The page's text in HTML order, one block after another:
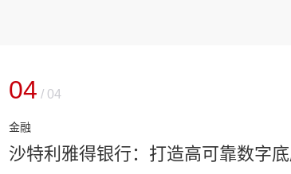
04 / 04
金融
沙特利雅得银行：打造高可靠数字